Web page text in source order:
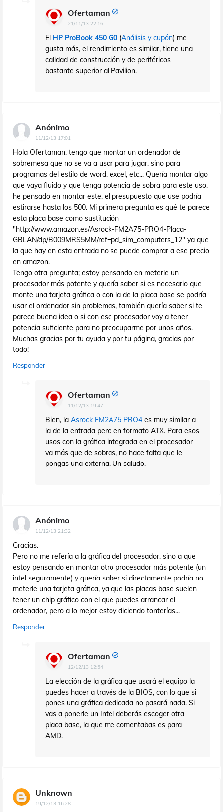
Ofertaman
21/11/13 22:16
El HP ProBook 450 G0 (Análisis y cupón) me
gusta más, el rendimiento es similar, tiene una
calidad de construcción y de periféricos
bastante superior al Pavilion.
Anónimo
11/12/13 17:01
Hola Ofertaman, tengo que montar un ordenador de
sobremesa que no se va a usar para jugar, sino para
programas del estilo de word, excel, etc... Quería montar algo
que vaya fluido y que tenga potencia de sobra para este uso,
he pensado en montar este, el presupuesto que use podría
estirarse hasta los 500. Mi primera pregunta es qué te parece
esta placa base como sustitución
"http://www.amazon.es/Asrock-FM2A75-PRO4-Placa-
GBLAN/dp/B009MRS5MM/ref=pd_sim_computers_12" ya que
la que hay en esta entrada no se puede comprar a ese precio
en amazon.
Tengo otra pregunta; estoy pensando en meterle un
procesador más potente y quería saber si es necesario que
monte una tarjeta gráfica o con la de la placa base se podría
usar el ordenador sin problemas, también quería saber si te
parece buena idea o si con ese procesador voy a tener
potencia suficiente para no preocuparme por unos años.
Muchas gracias por tu ayuda y por tu página, gracias por
todo!
Responder
Ofertaman
11/12/13 19:47
Bien, la Asrock FM2A75 PRO4 es muy similar a
la de la entrada pero en formato ATX. Para esos
usos con la gráfica integrada en el procesador
va más que de sobras, no hace falta que le
pongas una externa. Un saludo.
Anónimo
11/12/13 21:32
Gracias.
Pero no me refería a la gráfica del procesador, sino a que
estoy pensando en montar otro procesador más potente (un
intel seguramente) y quería saber si directamente podría no
meterle una tarjeta gráfica, ya que las placas base suelen
tener un chip gráfico con el que puedes arrancar el
ordenador, pero a lo mejor estoy diciendo tonterías...
Responder
Ofertaman
12/12/13 12:54
La elección de la gráfica que usará el equipo la
puedes hacer a través de la BIOS, con lo que si
pones una gráfica dedicada no pasará nada. Si
vas a ponerle un Intel deberás escoger otra
placa base, la que me comentabas es para
AMD.
Unknown
19/12/13 16:28